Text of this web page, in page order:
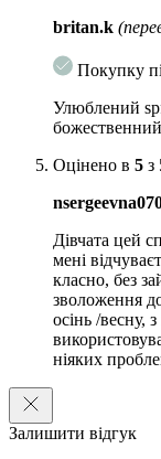
britan.k
Покупку
Улюблений
Оцінено в 5 з
Дівчата цей
мені
класно, без
зволоження
осінь /весну,
ніяких
Залишити відгук